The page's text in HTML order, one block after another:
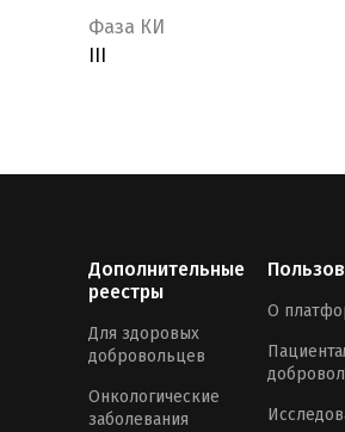
Фаза КИ
Дополнительные
реестры
Для здоровых
добровольцев
Онкологические
заболевания
О